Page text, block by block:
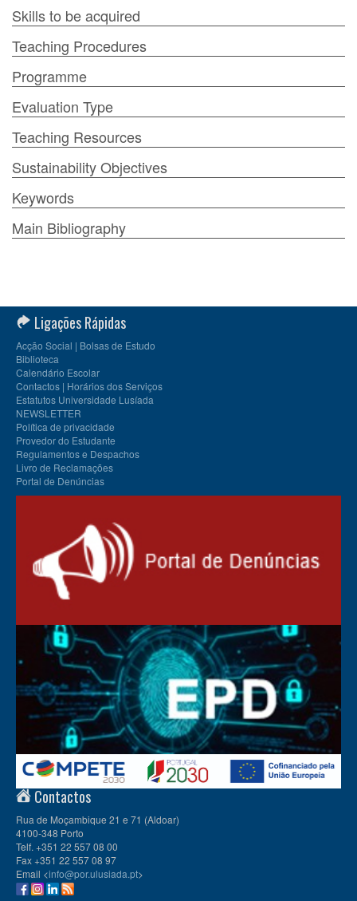
Skills to be acquired
Teaching Procedures
Programme
Evaluation Type
Teaching Resources
Sustainability Objectives
Keywords
Main Bibliography
Ligações Rápidas
Acção Social | Bolsas de Estudo
Biblioteca
Calendário Escolar
Contactos | Horários dos Serviços
Estatutos Universidade Lusíada
NEWSLETTER
Política de privacidade
Provedor do Estudante
Regulamentos e Despachos
Livro de Reclamações
Portal de Denúncias
Contactos
Rua de Moçambique 21 e 71 (Aldoar)
4100-348 Porto
Telf. +351 22 557 08 00
Fax +351 22 557 08 97
Email <info@por.ulusiada.pt>